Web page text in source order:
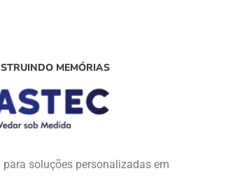
MEMÓRIAS
soluções personalizadas em